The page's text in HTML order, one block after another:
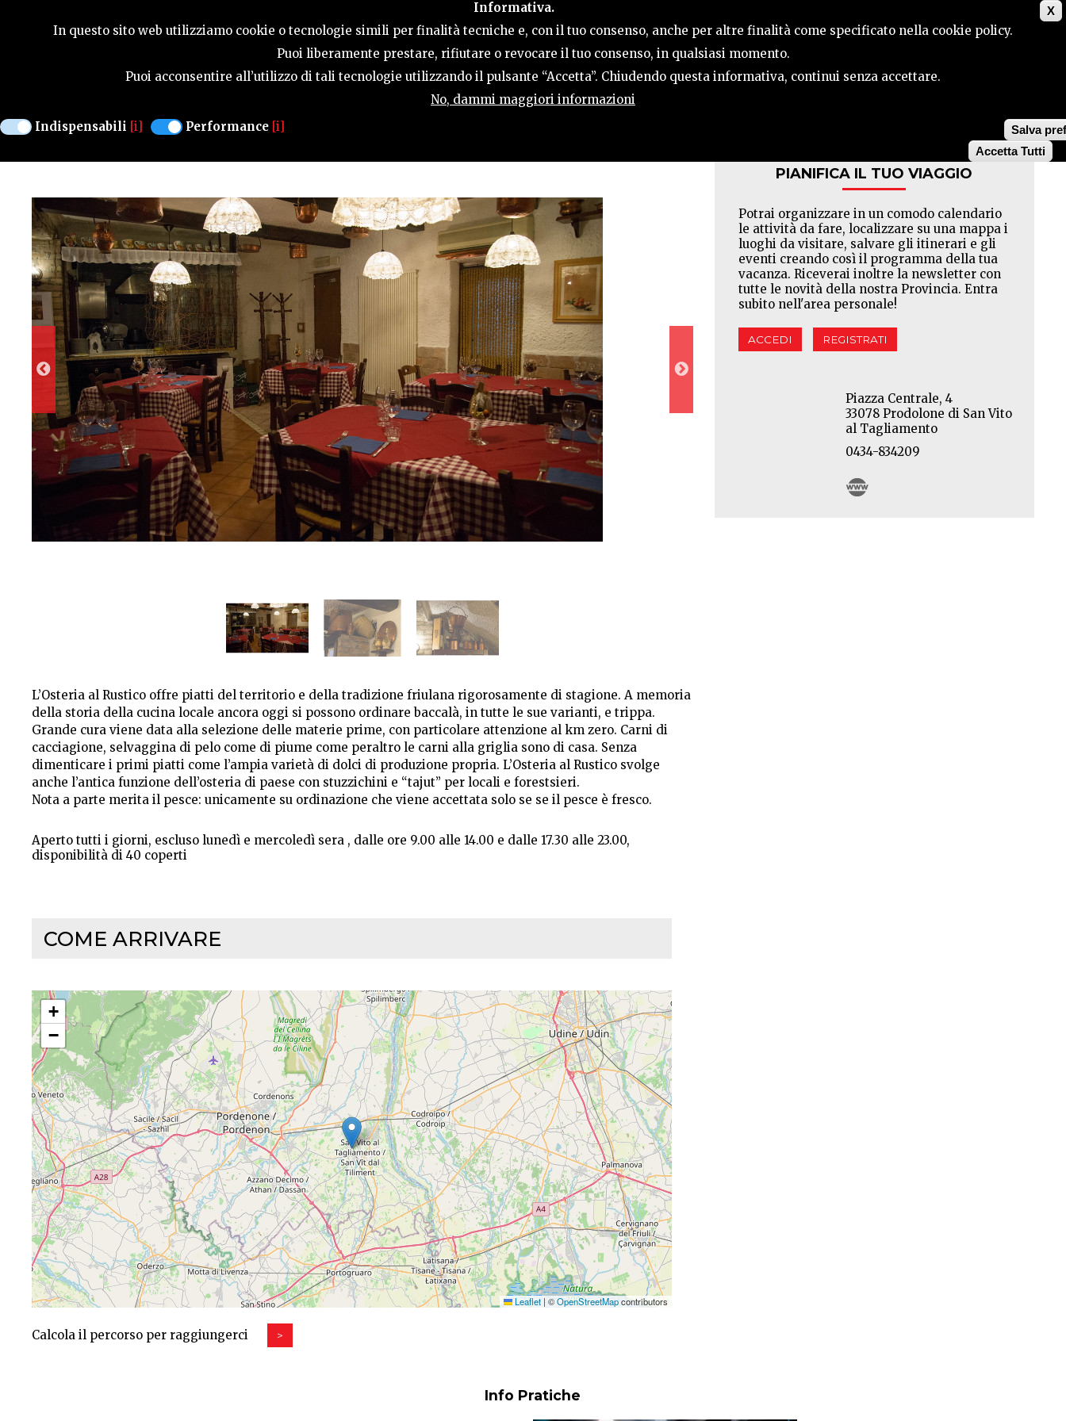
X
Informativa.
In questo sito web utilizziamo cookie o tecnologie simili per finalità tecniche e, con il tuo consenso, anche per altre finalità come specificato nella cookie policy.
Puoi liberamente prestare, rifiutare o revocare il tuo consenso, in qualsiasi momento.
Puoi acconsentire all’utilizzo di tali tecnologie utilizzando il pulsante “Accetta”. Chiudendo questa informativa, continui senza accettare.
No, dammi maggiori informazioni
Indispensabili [i] Performance [i]
Salva
Accetta Tutti
GUIDA STAGIONALE COSA FARE OSPITALITÀ GUIDA UTILE CONTATTI CERCA
AL RUSTICO
L’Osteria al Rustico offre piatti del territorio e della tradizione friulana rigorosamente di stagione. A memoria
della storia della cucina locale ancora oggi si possono ordinare baccalà, in tutte le sue varianti, e trippa.
Grande cura viene data alla selezione delle materie prime, con particolare attenzione al km zero. Carni di
cacciagione, selvaggina di pelo come di piume come peraltro le carni alla griglia sono di casa. Senza
dimenticare i primi piatti come l’ampia varietà di dolci di produzione propria. L’Osteria al Rustico svolge
anche l’antica funzione dell’osteria di paese con stuzzichini e “tajut” per locali e forestsieri.
Nota a parte merita il pesce: unicamente su ordinazione che viene accettata solo se se il pesce è fresco.
Aperto tutti i giorni, escluso lunedì e mercoledì sera , dalle ore 9.00 alle 14.00 e dalle 17.30 alle 23.00,
disponibilità di 40 coperti
PIANIFICA IL TUO VIAGGIO
Potrai organizzare in un comodo calendario
le attività da fare, localizzare su una mappa i
luoghi da visitare, salvare gli itinerari e gli
eventi creando così il programma della tua
vacanza. Riceverai inoltre la newsletter con
tutte le novità della nostra Provincia. Entra
subito nell'area personale!
ACCEDI REGISTRATI
Piazza Centrale, 4
33078 Prodolone di San Vito
al Tagliamento
0434-834209
COME ARRIVARE
+
−
Leaflet | ©OpenStreetMapcontributors
Calcola il percorso per raggiungerci >
Info Pratiche